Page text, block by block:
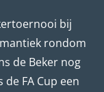
bij
rondom
de Beker nog
FA Cup een